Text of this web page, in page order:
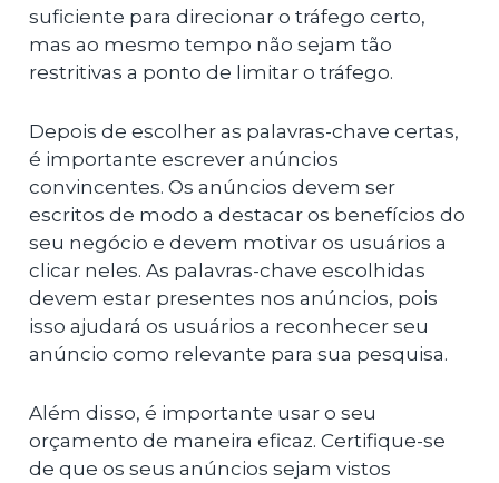
suficiente para direcionar o tráfego certo,
mas ao mesmo tempo não sejam tão
restritivas a ponto de limitar o tráfego.
Depois de escolher as palavras-chave certas,
é importante escrever anúncios
convincentes. Os anúncios devem ser
escritos de modo a destacar os benefícios do
seu negócio e devem motivar os usuários a
clicar neles. As palavras-chave escolhidas
devem estar presentes nos anúncios, pois
isso ajudará os usuários a reconhecer seu
anúncio como relevante para sua pesquisa.
Além disso, é importante usar o seu
orçamento de maneira eficaz. Certifique-se
de que os seus anúncios sejam vistos